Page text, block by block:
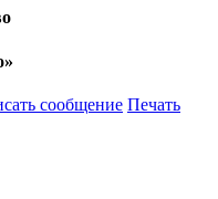
сообщение Печать